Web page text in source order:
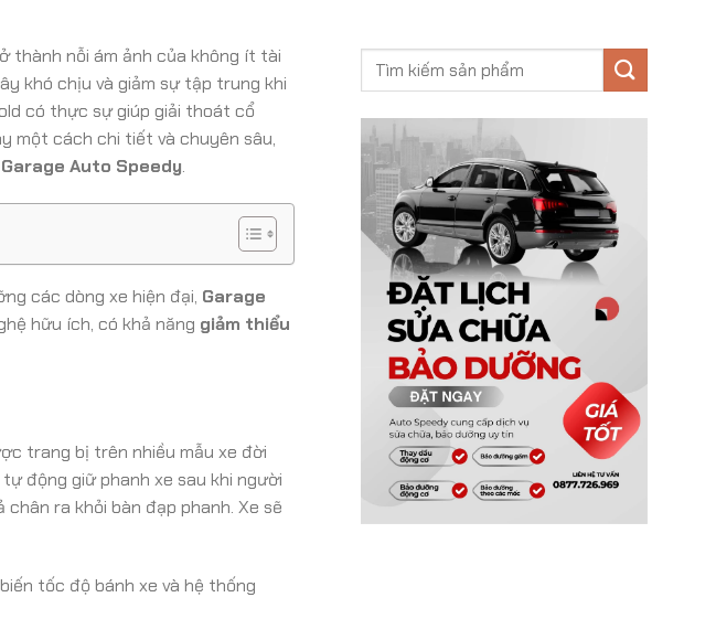
thành nỗi ám ảnh của không ít tài
khó chịu và giảm sự tập trung khi
có thực sự giúp giải thoát cổ
một cách chi tiết và chuyên sâu,
Garage Auto Speedy.
các dòng xe hiện đại, Garage
hữu ích, có khả năng giảm thiểu
trang bị trên nhiều mẫu xe đời
động giữ phanh xe sau khi người
ra khỏi bàn đạp phanh. Xe sẽ
tốc độ bánh xe và hệ thống